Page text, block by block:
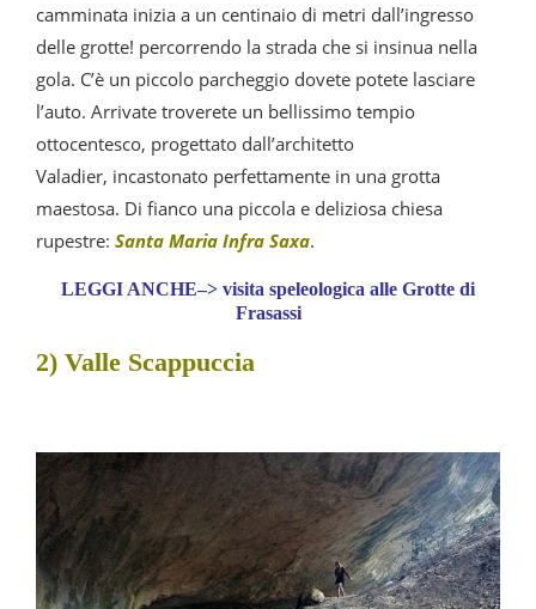
camminata inizia a un centinaio di metri dall’ingresso
delle grotte! percorrendo la strada che si insinua nella
gola. C’è un piccolo parcheggio dovete potete lasciare
l’auto. Arrivate troverete un bellissimo tempio
ottocentesco, progettato dall’architetto
Valadier, incastonato perfettamente in una grotta
maestosa. Di fianco una piccola e deliziosa chiesa
rupestre: Santa Maria Infra Saxa.
LEGGI ANCHE–> visita speleologica alle Grotte di
Frasassi
2) Valle Scappuccia